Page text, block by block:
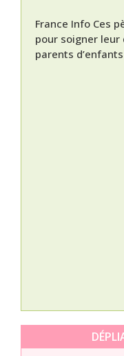
France Info Ces
pour soigner
parents